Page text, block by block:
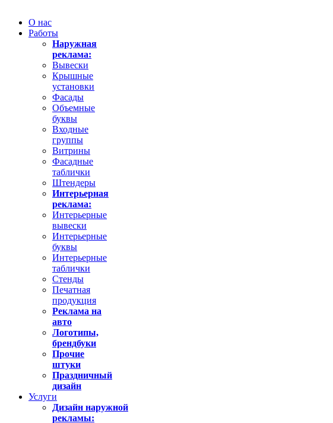
О нас
Работы
Наружная
реклама:
Вывески
Крышные
установки
Фасады
Объемные
буквы
Входные
группы
Витрины
Фасадные
таблички
Штендеры
Интерьерная
реклама:
Интерьерные
вывески
Интерьерные
буквы
Интерьерные
таблички
Стенды
Печатная
продукция
Реклама на
авто
Логотипы,
брендбуки
Прочие
штуки
Праздничный
дизайн
Услуги
Дизайн наружной
рекламы: